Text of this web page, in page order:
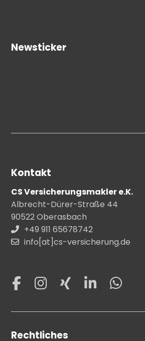
Newsticker
Kontakt
CS Versicherungsmakler e.K.
Albrecht-Dürer-Straße 44
90522 Oberasbach
+49 911 65678742
info[at]cs-versicherung.de
Rechtliches